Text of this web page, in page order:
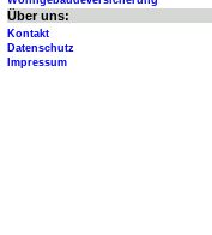
Über uns:
Kontakt
Datenschutz
Impressum